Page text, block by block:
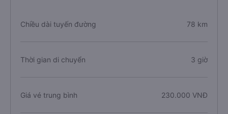
Chiều dài tuyến đường 78 km
Thời gian di chuyển 3 giờ
Giá vé trung bình 230.000 VNĐ